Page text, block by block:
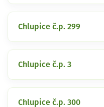
Chlupice č.p. 299
Chlupice č.p. 3
Chlupice č.p. 300